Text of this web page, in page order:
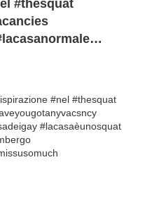
#thesquat